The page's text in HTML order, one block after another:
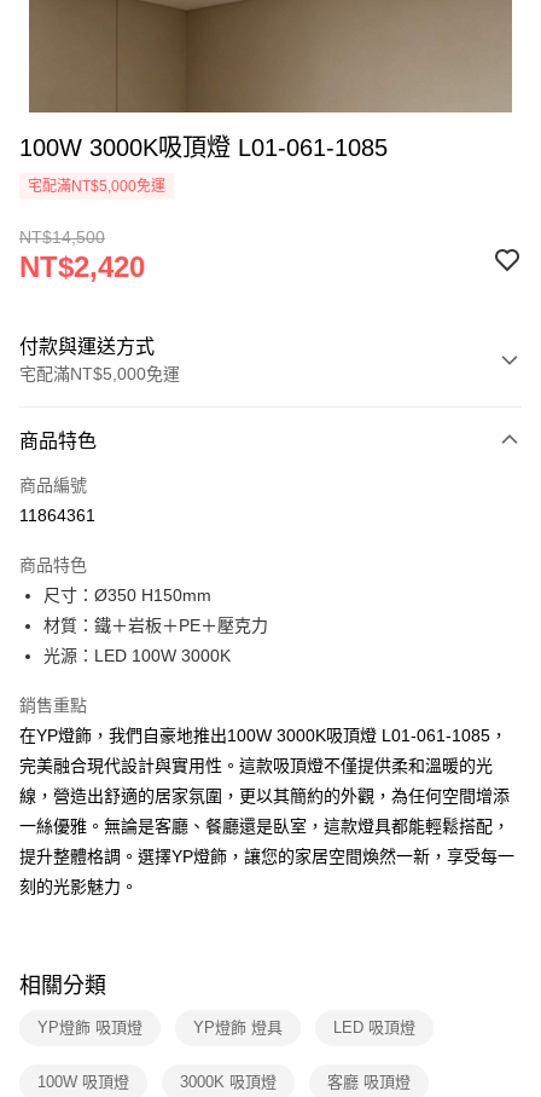
100W 3000K吸頂燈 L01-061-1085
宅配滿NT$5,000免運
NT$14,500
NT$2,420
付款與運送方式
宅配滿NT$5,000免運
信用卡一次付款
LINE Pay
街口支付
悠遊付
全盈+PAY
AFTEE先享後付
相關說明
【關於「AFTEE先享後付」】
AFTEE先享後付是「在收到商品之後才付款」的支付方式。 讓您購物簡單
便利好安心！
１．簡單：不需註冊會員、不需綁卡、不需儲值。
【「AFTEE先享後付」結帳流程】
１．於結帳方式選擇「AFTEE先享後付」後，將跳轉至「AFTEE先享後付」
結帳頁面，進行簡訊認證並確認金額後，即可完成結帳。
ATM／網路銀行／等多元方式進行付款，方視為交易完成。
每筆NT$180，滿NT$5,000(含以上)免運費
商品特色
商品編號
11864361
商品特色
尺寸：Ø350 H150mm
材質：鐵＋岩板＋PE＋壓克力
光源：LED 100W 3000K
銷售重點
在YP燈飾，我們自豪地推出100W 3000K吸頂燈 L01-061-1085，
完美融合現代設計與實用性。這款吸頂燈不僅提供柔和溫暖的光
線，營造出舒適的居家氛圍，更以其簡約的外觀，為任何空間增添
一絲優雅。無論是客廳、餐廳還是臥室，這款燈具都能輕鬆搭配，
提升整體格調。選擇YP燈飾，讓您的家居空間煥然一新，享受每一
刻的光影魅力。
相關分類
YP燈飾 吸頂燈 YP燈飾 燈具 LED 吸頂燈
100W 吸頂燈 3000K 吸頂燈 客廳 吸頂燈